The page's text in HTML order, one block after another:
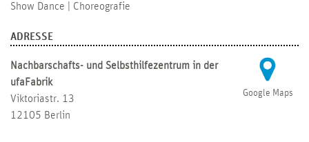
Show Dance | Choreografie
ADRESSE
Google Maps
Nachbarschafts- und Selbsthilfezentrum in der
ufaFabrik
Viktoriastr. 13
12105 Berlin